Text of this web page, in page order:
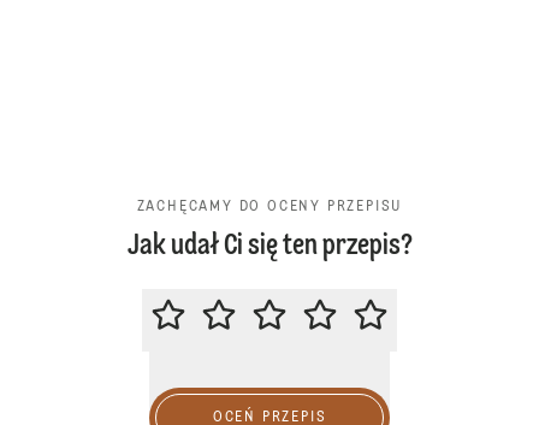
ZACHĘCAMY DO OCENY PRZEPISU
Jak udał Ci się ten przepis?
ZACHĘCAMY DO OCENY
OCEŃ PRZEPIS